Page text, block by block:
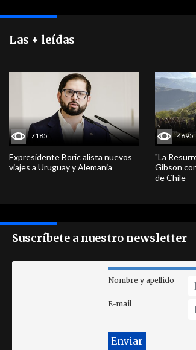
Las + leídas
7185
Expresidente Boric alista nuevos
viajes a Uruguay y Alemania
4695
"La
Gibson
de Chile
Suscríbete a nuestro newsletter
Nombre y apellido
E-mail